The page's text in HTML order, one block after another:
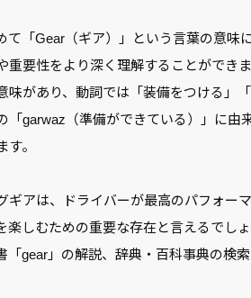
「Gear（ギア）」という言葉の意味
重要性をより深く理解することができ
味があり、動詞では「装備をつける
「garwaz（準備ができている）」に
。
アは、ドライバーが最高のパフォー
楽しむための重要な存在と言えるでしょ
gear」の解説、辞典・百科事典の検索